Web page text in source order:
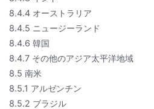
8.4.4 オーストラリア
8.4.5 ニュージーランド
8.4.6 韓国
8.4.7 その他のアジア太平洋地域
8.5 南米
8.5.1 アルゼンチン
8.5.2 ブラジル